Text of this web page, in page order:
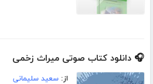
🎧 دانلود کتاب صوتی میراث زخمی
از:سعید سلیمانی